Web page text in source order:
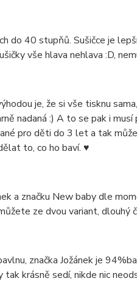
do 40 stupňů. Sušičce je
vše hlava nehlava :D,
je, že si vše tisknu
nadaná :) A to se pak i
pro děti do 3 let a tak
to, co ho baví. ♥
a značku New baby dle
ze dvou variant, dlouhý
značka Jožánek je
krásně sedí, nikde nic